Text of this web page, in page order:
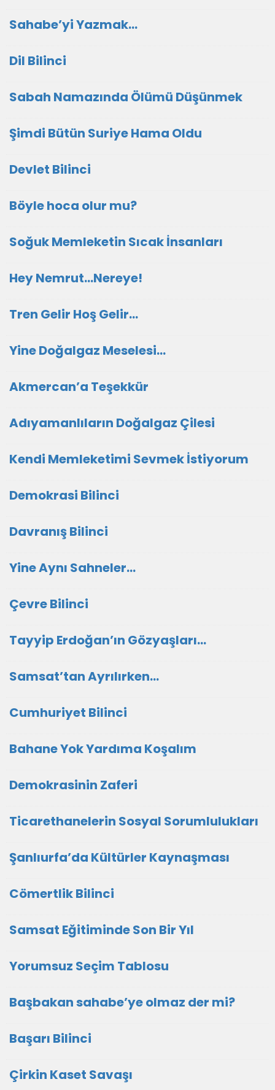
Sahabe’yi Yazmak…
Dil Bilinci
Sabah Namazında Ölümü Düşünmek
Şimdi Bütün Suriye Hama Oldu
Devlet Bilinci
Böyle hoca olur mu?
Soğuk Memleketin Sıcak İnsanları
Hey Nemrut...Nereye!
Tren Gelir Hoş Gelir…
Yine Doğalgaz Meselesi…
Akmercan’a Teşekkür
Adıyamanlıların Doğalgaz Çilesi
Kendi Memleketimi Sevmek İstiyorum
Demokrasi Bilinci
Davranış Bilinci
Yine Aynı Sahneler…
Çevre Bilinci
Tayyip Erdoğan’ın Gözyaşları…
Samsat’tan Ayrılırken…
Cumhuriyet Bilinci
Bahane Yok Yardıma Koşalım
Demokrasinin Zaferi
Ticarethanelerin Sosyal Sorumlulukları
Şanlıurfa’da Kültürler Kaynaşması
Cömertlik Bilinci
Samsat Eğitiminde Son Bir Yıl
Yorumsuz Seçim Tablosu
Başbakan sahabe’ye olmaz der mi?
Başarı Bilinci
Çirkin Kaset Savaşı